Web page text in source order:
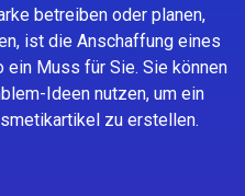
betreiben oder planen,
ist die Anschaffung eines
Muss für Sie. Sie können
Ideen nutzen, um ein
zu erstellen.